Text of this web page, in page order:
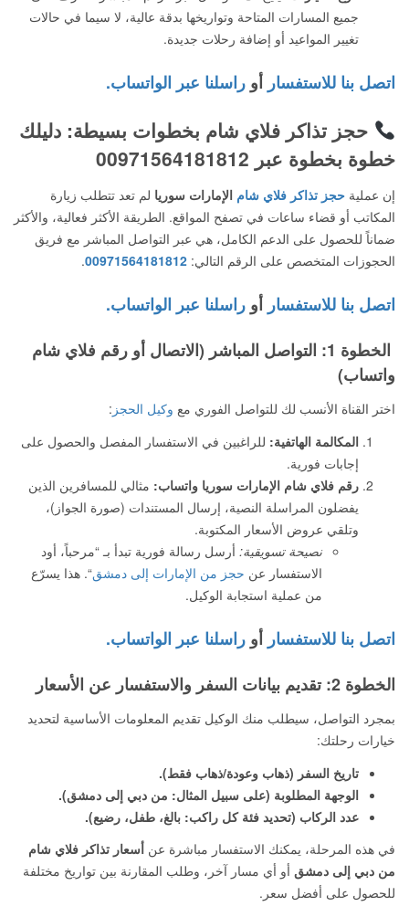
جميع المسارات المتاحة وتواريخها بدقة عالية، لا سيما في حالات
تغيير المواعيد أو إضافة رحلات جديدة.
اتصل بنا للاستفسار أو راسلنا عبر الواتساب.
حجز تذاكر فلاي شام بخطوات بسيطة: دليلك
خطوة بخطوة عبر 00971564181812
إن عملية حجز تذاكر فلاي شام الإمارات سوريا لم تعد تتطلب زيارة
المكاتب أو قضاء ساعات في تصفح المواقع. الطريقة الأكثر فعالية، والأكثر
ضماناً للحصول على الدعم الكامل، هي عبر التواصل المباشر مع فريق
الحجوزات المتخصص على الرقم التالي: 00971564181812
.
اتصل بنا للاستفسار أو راسلنا عبر الواتساب.
الخطوة 1: التواصل المباشر (الاتصال أو رقم فلاي شام
واتساب)
اختر القناة الأنسب لك للتواصل الفوري مع وكيل الحجز :
المكالمة الهاتفية: للراغبين في الاستفسار المفصل والحصول على
إجابات فورية.
رقم فلاي شام الإمارات سوريا واتساب: مثالي للمسافرين الذين
يفضلون المراسلة النصية، إرسال المستندات (صورة الجواز)،
وتلقي عروض الأسعار المكتوبة.
نصيحة تسويقية: أرسل رسالة فورية تبدأ بـ “مرحباً، أود
الاستفسار عن حجز من الإمارات إلى دمشق“. هذا يسرّع
من عملية استجابة الوكيل.
اتصل بنا للاستفسار أو راسلنا عبر الواتساب.
الخطوة 2: تقديم بيانات السفر والاستفسار عن الأسعار
بمجرد التواصل، سيطلب منك الوكيل تقديم المعلومات الأساسية لتحديد
خيارات رحلتك:
تاريخ السفر (ذهاب وعودة/ذهاب فقط).
الوجهة المطلوبة (على سبيل المثال: من دبي إلى دمشق).
عدد الركاب (تحديد فئة كل راكب: بالغ، طفل، رضيع).
في هذه المرحلة، يمكنك الاستفسار مباشرة عن أسعار تذاكر فلاي شام
من دبي إلى دمشق أو أي مسار آخر، وطلب المقارنة بين تواريخ مختلفة
للحصول على أفضل سعر.